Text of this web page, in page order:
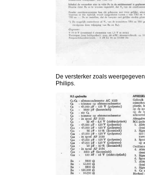
De versterker zoals
Philips.